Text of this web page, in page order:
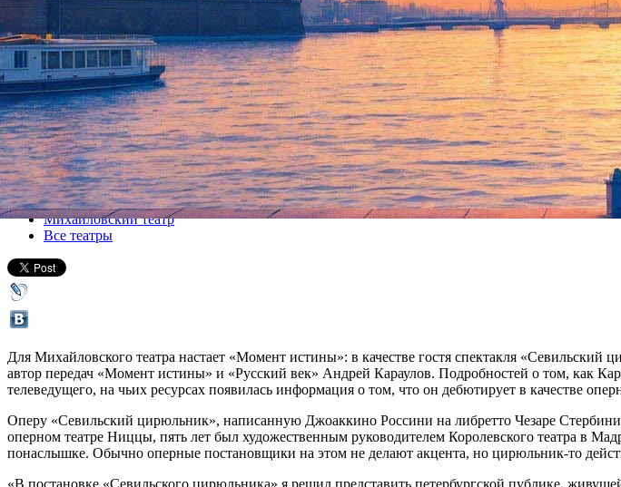
В «Севильском цирюльнике» Михайловского
07 сентября 2017, четверг-08 сентября 2017, пятница
Версия для печати
Все спектакли
Михайловский театр
Все театры
Для Михайловского театра настает «Момент истины»: в качестве гостя спектакля
автор передач «Момент истины» и «Русский век» Андрей Караулов. Подробностей о том, как
телеведущего, на чьих ресурсах появилась информация о том, что он дебютирует в качестве
Оперу «Севильский цирюльник», написанную Джоаккино Россини на либретто Чезаре
оперном театре Ниццы, пять лет был художественным руководителем Королевского театра в
понаслышке. Обычно оперные постановщики на этом не делают акцента, но цирюльник-то
«В постановке «Севильского цирюльника» я решил представить петербургской публике,